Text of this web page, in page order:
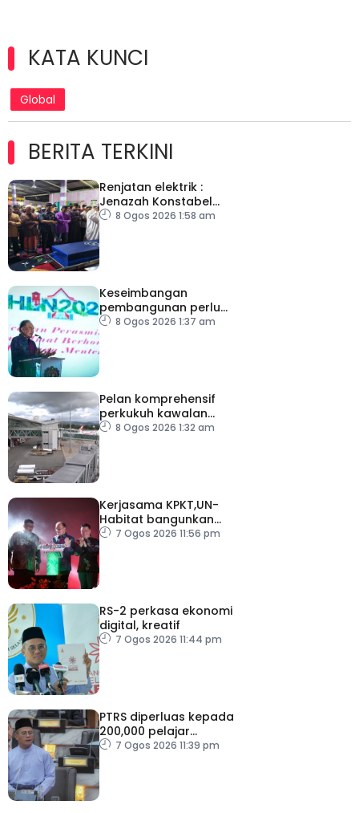
KATA KUNCI
Global
BERITA TERKINI
Renjatan elektrik :
Jenazah Konstabel
Muhammad Raimi
8 Ogos 2026 1:58 am
Keseimbangan
pembangunan perlu
ambil kira lokasi tumpuan
8 Ogos 2026 1:37 am
Pelan komprehensif
perkukuh kawalan
keselamatan di semua
8 Ogos 2026 1:32 am
Kerjasama KPKT,UN-
Habitat bangunkan
inisiatif My Public Space
7 Ogos 2026 11:56 pm
RS-2 perkasa ekonomi
digital, kreatif
7 Ogos 2026 11:44 pm
PTRS diperluas kepada
200,000 pelajar
menjelang 2030
7 Ogos 2026 11:39 pm